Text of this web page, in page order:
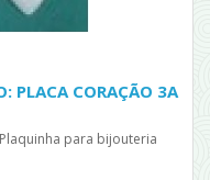
PLACA CORAÇÃO 3A
para bijouteria